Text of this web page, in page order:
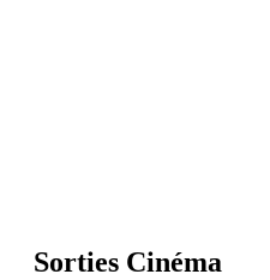
Sorties Cinéma